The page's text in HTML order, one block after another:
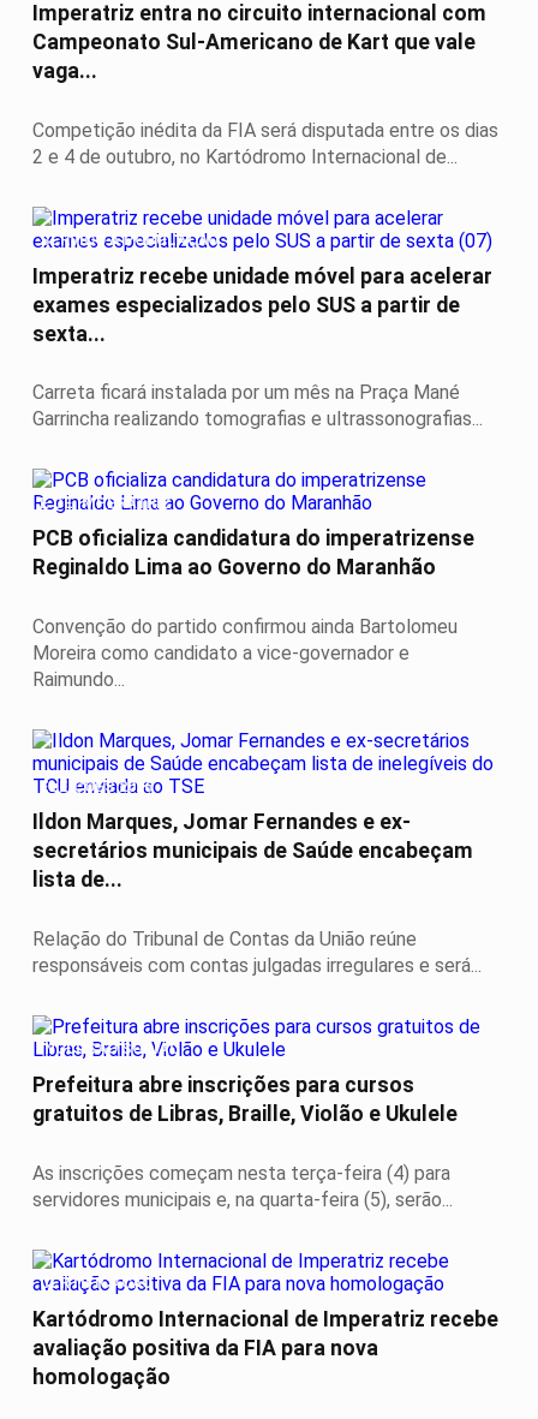
Imperatriz entra no circuito internacional com
Campeonato Sul-Americano de Kart que vale
vaga...
Competição inédita da FIA será disputada entre os dias
2 e 4 de outubro, no Kartódromo Internacional de...
SERVIÇO A POPULAÇÃO
Imperatriz recebe unidade móvel para acelerar
exames especializados pelo SUS a partir de
sexta...
Carreta ficará instalada por um mês na Praça Mané
Garrincha realizando tomografias e ultrassonografias...
É DE IMPERATRIZ
PCB oficializa candidatura do imperatrizense
Reginaldo Lima ao Governo do Maranhão
Convenção do partido confirmou ainda Bartolomeu
Moreira como candidato a vice-governador e
Raimundo...
ELEIÇÕES 2026
Ildon Marques, Jomar Fernandes e ex-
secretários municipais de Saúde encabeçam
lista de...
Relação do Tribunal de Contas da União reúne
responsáveis com contas julgadas irregulares e será...
INCLUSÃO SOCIAL
Prefeitura abre inscrições para cursos
gratuitos de Libras, Braille, Violão e Ukulele
As inscrições começam nesta terça-feira (4) para
servidores municipais e, na quarta-feira (5), serão...
CERTIFICAÇÃO
Kartódromo Internacional de Imperatriz recebe
avaliação positiva da FIA para nova
homologação